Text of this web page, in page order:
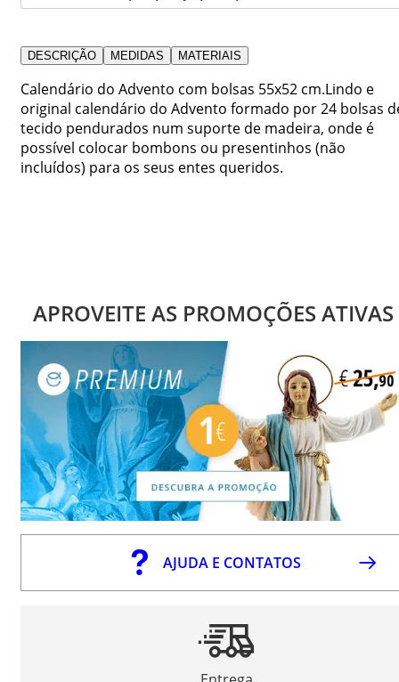
DESCRIÇÃO MEDIDAS MATERIAIS
Calendário do Advento com bolsas 55x52 cm.Lindo e
original calendário do Advento formado por 24 bolsas
tecido pendurados num suporte de madeira, onde é
possível colocar bombons ou presentinhos (não
incluídos) para os seus entes queridos.
APROVEITE AS PROMOÇÕES ATIVAS
AJUDA E CONTATOS